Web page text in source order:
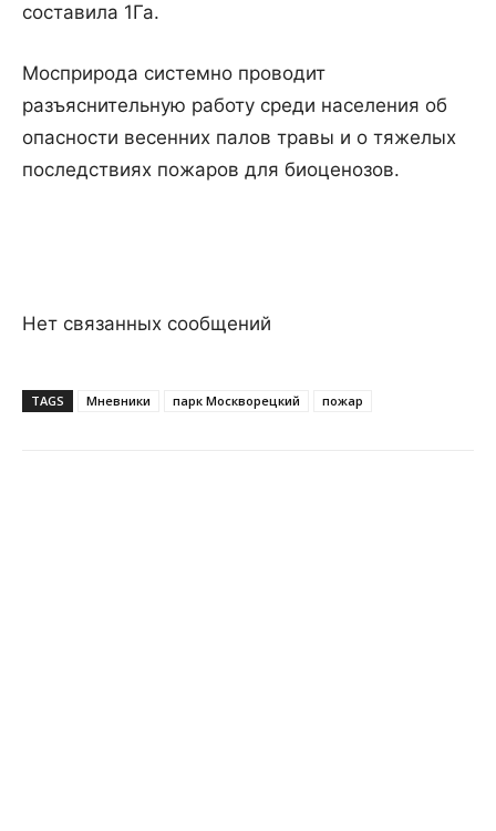
составила 1Га.
Мосприрода системно проводит
разъяснительную работу среди населения об
опасности весенних палов травы и о тяжелых
последствиях пожаров для биоценозов.
Нет связанных сообщений
TAGS Мневники парк Москворецкий пожар